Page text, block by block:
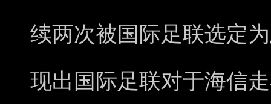
续两次被国际足联选定
现出国际足联对于海信